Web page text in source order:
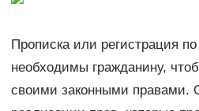
Прописка или регистрация
необходимы гражданину,
своими законными правами.